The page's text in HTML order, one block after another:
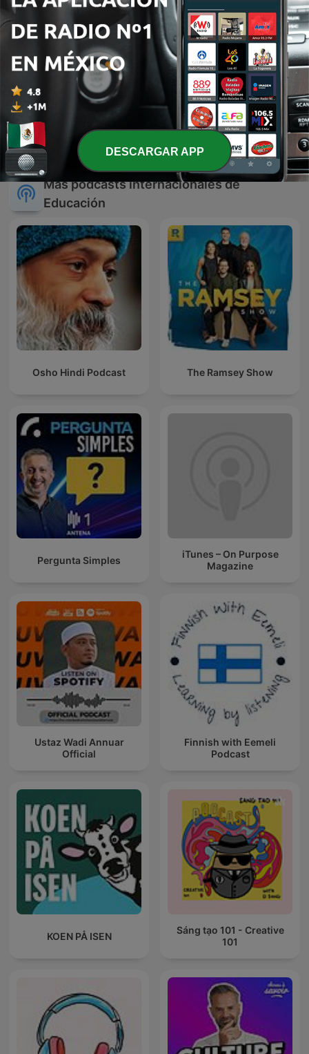
StarTalk Radio English, please
Más podcasts internacionales de
Educación
Osho Hindi Podcast The Ramsey Show
Pergunta Simples
iTunes – On Purpose
Magazine
Ustaz Wadi Annuar
Official
Finnish with Eemeli
Podcast
KOEN PÅ ISEN
Sáng tạo 101 - Creative
101
DESCARGAR APP